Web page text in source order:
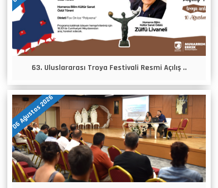
63. Uluslararası Troya Festivali Resmi Açılış ..
06 Ağustos 2026